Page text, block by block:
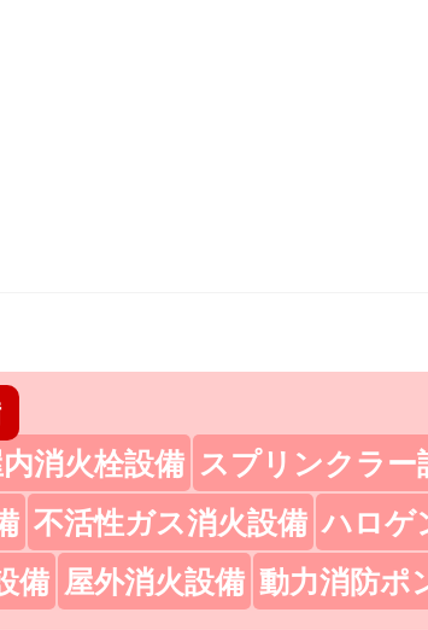
消火栓設備 スプリンクラー
不活性ガス消火設備 ハロゲ
備 屋外消火設備 動力消防ポ